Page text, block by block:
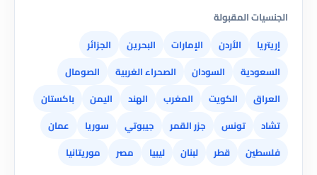
الجنسيات المقبولة
إريتريا
الأردن الإمارات البحرين
الجزائر
السعودية
السودان الصحراء الغربية
الصومال
العراق
الكويت المغرب الهند اليمن
باكستان
تشاد
تونس جزر القمر جيبوتي سوريا
عمان
فلسطين
قطر لبنان ليبيا مصر
موريتانيا